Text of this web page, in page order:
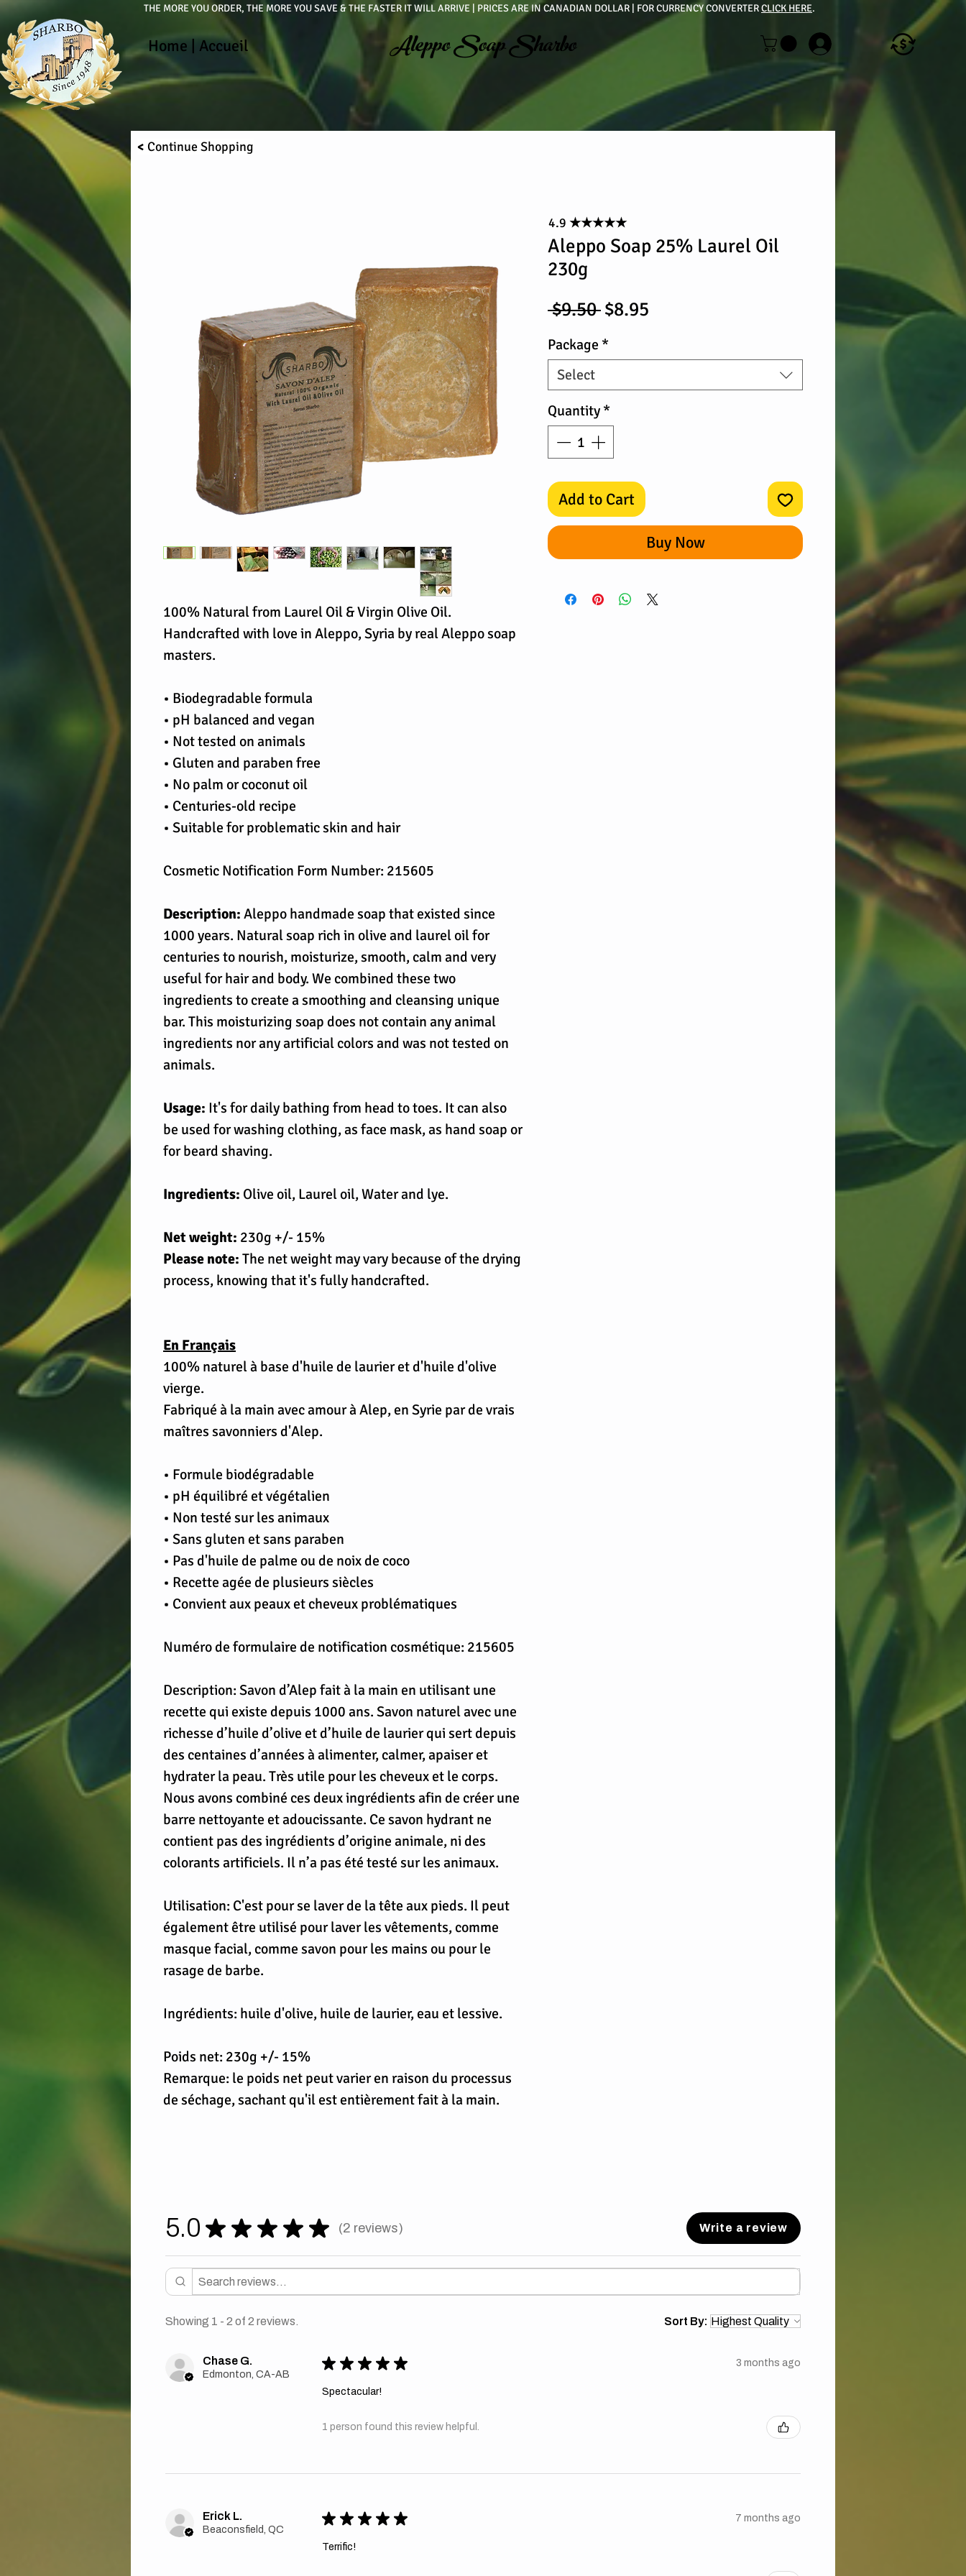
THE MORE YOU ORDER, THE MORE YOU SAVE & THE FASTER IT WILL ARRIVE | PRICES ARE IN CANADIAN DOLLAR | FOR CURRENCY CONVERTERCLICK HERE.
Home Accueil Aleppo Soap Sharbo
100% Natural from Laurel Oil & Virgin Olive Oil.
Handcrafted with love in Aleppo, Syria by real Aleppo soap
masters.
• Biodegradable formula
• pH balanced and vegan
• Not tested on animals
• Gluten and paraben free
• No palm or coconut oil
• Centuries-old recipe
• Suitable for problematic skin and hair
Cosmetic Notification Form Number: 215605
Description: Aleppo handmade soap that existed since
1000 years. Natural soap rich in olive and laurel oil for
centuries to nourish, moisturize, smooth, calm and very
useful for hair and body. We combined these two
ingredients to create a smoothing and cleansing unique
bar. This moisturizing soap does not contain any animal
ingredients nor any artificial colors and was not tested on
animals.
Usage: It's for daily bathing from head to toes. It can also
be used for washing clothing, as face mask, as hand soap or
for beard shaving.
Ingredients: Olive oil, Laurel oil, Water and lye.
Net weight: 230g +/- 15%
Please note: The net weight may vary because of the drying
process, knowing that it's fully handcrafted.
En Français
100% naturel à base d'huile de laurier et d'huile d'olive
vierge.
Fabriqué à la main avec amour à Alep, en Syrie par de vrais
maîtres savonniers d'Alep.
• Formule biodégradable
• pH équilibré et végétalien
• Non testé sur les animaux
• Sans gluten et sans paraben
• Pas d'huile de palme ou de noix de coco
• Recette agée de plusieurs siècles
• Convient aux peaux et cheveux problématiques
Numéro de formulaire de notification cosmétique: 215605
Description: Savon d’Alep fait à la main en utilisant une
recette qui existe depuis 1000 ans. Savon naturel avec une
richesse d’huile d’olive et d’huile de laurier qui sert depuis
des centaines d’années à alimenter, calmer, apaiser et
hydrater la peau. Très utile pour les cheveux et le corps.
Nous avons combiné ces deux ingrédients afin de créer une
barre nettoyante et adoucissante. Ce savon hydrant ne
contient pas des ingrédients d’origine animale, ni des
colorants artificiels. Il n’a pas été testé sur les animaux.
Utilisation: C'est pour se laver de la tête aux pieds. Il peut
également être utilisé pour laver les vêtements, comme
masque facial, comme savon pour les mains ou pour le
rasage de barbe.
Ingrédients: huile d'olive, huile de laurier, eau et lessive.
Poids net: 230g +/- 15%
Remarque: le poids net peut varier en raison du processus
de séchage, sachant qu'il est entièrement fait à la main.
Aleppo Soap 25% Laurel Oil
230g
$9.50 Regular
Price
$8.95
Package *
Select
Quantity *
Add to Cart
Buy Now
5.0 ★ ★ ★ ★ ★ 2 reviews
2 Write a review
Showing 1 - 2 of 2 reviews. Sort By:
Chase G.
Edmonton, CA-AB
★ ★ ★ ★ ★ 3 months ago
Spectacular!
1 person found this review helpful.
Erick L.
Beaconsfield, QC
★ ★ ★ ★ ★ 7 months ago
Terrific!
< Continue Shopping
4.9 ★★★★★